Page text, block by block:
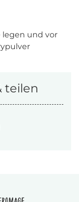
legen und vor
teilen